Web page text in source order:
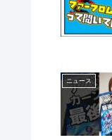
ニュース